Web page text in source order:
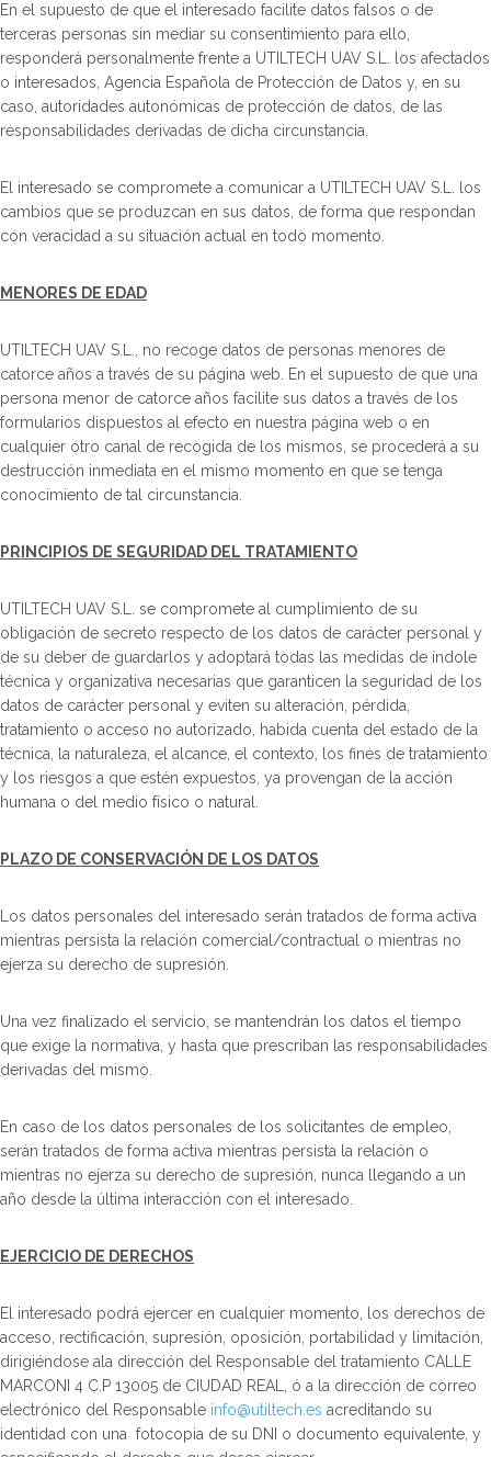
En el supuesto de que el interesado facilite datos falsos o de
terceras personas sin mediar su consentimiento para ello,
responderá personalmente frente a UTILTECH UAV S.L. los afectados
o interesados, Agencia Española de Protección de Datos y, en su
caso, autoridades autonómicas de protección de datos, de las
responsabilidades derivadas de dicha circunstancia.
El interesado se compromete a comunicar a UTILTECH UAV S.L. los
cambios que se produzcan en sus datos, de forma que respondan
con veracidad a su situación actual en todo momento.
MENORES DE EDAD
UTILTECH UAV S.L., no recoge datos de personas menores de
catorce años a través de su página web. En el supuesto de que una
persona menor de catorce años facilite sus datos a través de los
formularios dispuestos al efecto en nuestra página web o en
cualquier otro canal de recogida de los mismos, se procederá a su
destrucción inmediata en el mismo momento en que se tenga
conocimiento de tal circunstancia.
PRINCIPIOS DE SEGURIDAD DEL TRATAMIENTO
UTILTECH UAV S.L. se compromete al cumplimiento de su
obligación de secreto respecto de los datos de carácter personal y
de su deber de guardarlos y adoptará todas las medidas de índole
técnica y organizativa necesarias que garanticen la seguridad de los
datos de carácter personal y eviten su alteración, pérdida,
tratamiento o acceso no autorizado, habida cuenta del estado de la
técnica, la naturaleza, el alcance, el contexto, los fines de tratamiento
y los riesgos a que estén expuestos, ya provengan de la acción
humana o del medio físico o natural.
PLAZO DE CONSERVACIÓN DE LOS DATOS
Los datos personales del interesado serán tratados de forma activa
mientras persista la relación comercial/contractual o mientras no
ejerza su derecho de supresión.
Una vez finalizado el servicio, se mantendrán los datos el tiempo
que exige la normativa, y hasta que prescriban las responsabilidades
derivadas del mismo.
En caso de los datos personales de los solicitantes de empleo,
serán tratados de forma activa mientras persista la relación o
mientras no ejerza su derecho de supresión, nunca llegando a un
año desde la última interacción con el interesado.
EJERCICIO DE DERECHOS
El interesado podrá ejercer en cualquier momento, los derechos de
acceso, rectificación, supresión, oposición, portabilidad y limitación,
dirigiéndose ala dirección del Responsable del tratamiento CALLE
MARCONI 4 C.P 13005 de CIUDAD REAL, ó a la dirección de correo
electrónico del Responsable info@utiltech.es acreditando su
identidad con una fotocopia de su DNI o documento equivalente, y